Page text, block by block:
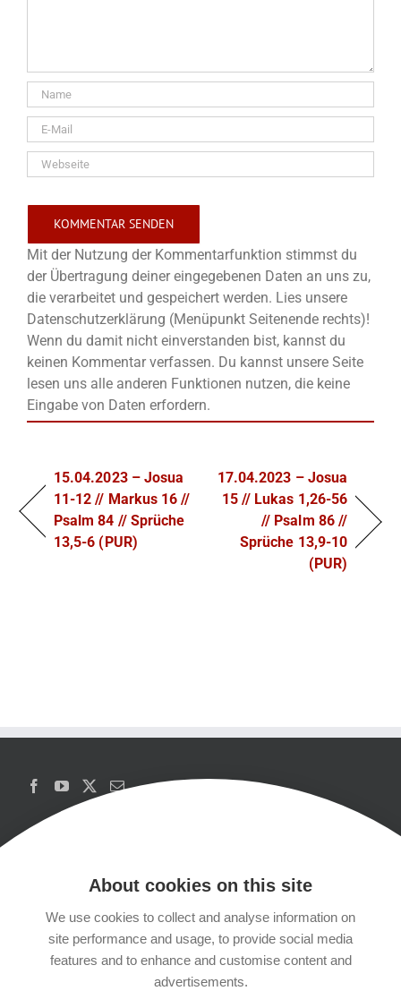
Mit der Nutzung der Kommentarfunktion stimmst du
der Übertragung deiner eingegebenen Daten an uns zu,
die verarbeitet und gespeichert werden. Lies unsere
Datenschutzerklärung (Menüpunkt Seitenende rechts)!
Wenn du damit nicht einverstanden bist, kannst du
keinen Kommentar verfassen. Du kannst unsere Seite
lesen uns alle anderen Funktionen nutzen, die keine
Eingabe von Daten erfordern.
15.04.2023 – Josua
11-12 // Markus 16 //
Psalm 84 // Sprüche
13,5-6 (PUR)
17.04.2023 – Josua
15 // Lukas 1,26-56
// Psalm 86 //
Sprüche 13,9-10
(PUR)
Copyrights
Datenschutzerklärung
About cookies on this site
We use cookies to collect and analyse information on
site performance and usage, to provide social media
features and to enhance and customise content and
advertisements.